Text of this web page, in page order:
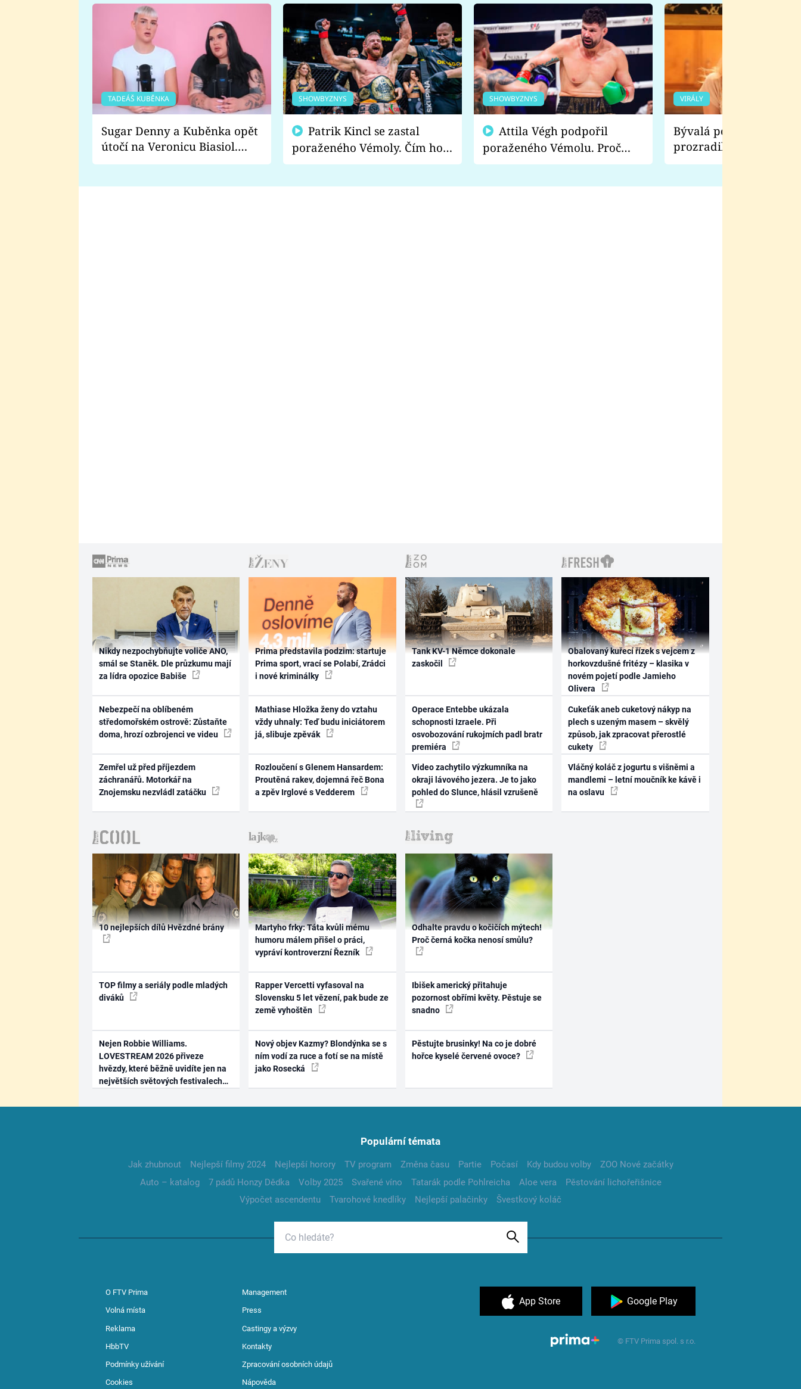
TADEÁŠ KUBĚNKA
Sugar Denny a Kuběnka opět
útočí na Veronicu Biasiol.
Proč je podle nich falešná a
SHOWBYZNYS
poraženého Vémoly. Čím ho
fanoušci naštvali?
SHOWBYZNYS
poraženého Vémolu. Proč
chce raději zápasit s ním než
VIRÁLY
Bývalá pornoherečka
prozradila, co ji
natáčení Euforie.
Nikdy nezpochybňujte voliče ANO,
smál se Staněk. Dle průzkumu mají
za lídra opozice Babiše
Nebezpečí na oblíbeném
středomořském ostrově: Zůstaňte
doma, hrozí ozbrojenci ve videu
Zemřel už před příjezdem
záchranářů. Motorkář na
Znojemsku nezvládl zatáčku
Prima představila podzim: startuje
Prima sport, vrací se Polabí, Zrádci
i nové kriminálky
Mathiase Hložka ženy do vztahu
vždy uhnaly: Teď budu iniciátorem
já, slibuje zpěvák
Rozloučení s Glenem Hansardem:
Proutěná rakev, dojemná řeč Bona
a zpěv Irglové s Vedderem
Tank KV-1 Němce dokonale
zaskočil
Operace Entebbe ukázala
schopnosti Izraele. Při
osvobozování rukojmích padl bratr
premiéra
Video zachytilo výzkumníka na
okraji lávového jezera. Je to jako
pohled do Slunce, hlásil vzrušeně
Obalovaný kuřecí řízek s vejcem z
horkovzdušné fritézy – klasika v
novém pojetí podle Jamieho
Olivera
Cukeťák aneb cuketový nákyp na
plech s uzeným masem – skvělý
způsob, jak zpracovat přerostlé
cukety
Vláčný koláč z jogurtu s višněmi a
mandlemi – letní moučník ke kávě i
na oslavu
10 nejlepších dílů Hvězdné brány
TOP filmy a seriály podle mladých
diváků
Nejen Robbie Williams.
LOVESTREAM 2026 přiveze
hvězdy, které běžně uvidíte jen na
největších světových festivalech
Martyho frky: Táta kvůli mému
humoru málem přišel o práci,
vypráví kontroverzní Řezník
Rapper Vercetti vyfasoval na
Slovensku 5 let vězení, pak bude ze
země vyhoštěn
Nový objev Kazmy? Blondýnka se s
ním vodí za ruce a fotí se na místě
jako Rosecká
Odhalte pravdu o kočičích mýtech!
Proč černá kočka nenosí smůlu?
Ibišek americký přitahuje
pozornost obřími květy. Pěstuje se
snadno
Pěstujte brusinky! Na co je dobré
hořce kyselé červené ovoce?
Populární témata
Jak zhubnout Nejlepší filmy 2024 Nejlepší horory TV program Změna času Partie Počasí Kdy budou volby
ZOO Nové začátky
Auto – katalog
7 pádů Honzy Dědka Volby 2025 Svařené víno Tatarák podle Pohlreicha Aloe vera
Pěstování lichořeřišnice
Výpočet ascendentu
Tvarohové knedlíky Nejlepší palačinky Švestkový koláč
O FTV Prima Management
Volná místa Press
Reklama Castingy a výzvy
HbbTV Kontakty
Podmínky užívání Zpracování osobních údajů
Cookies Nápověda
App Store Google Play
© FTV Prima spol. s r.o.